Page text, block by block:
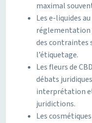
maximal
Les e-liquides
réglementation
des contraintes
l’étiquetage.
Les fleurs de
débats
interprétation
juridictions.
Les